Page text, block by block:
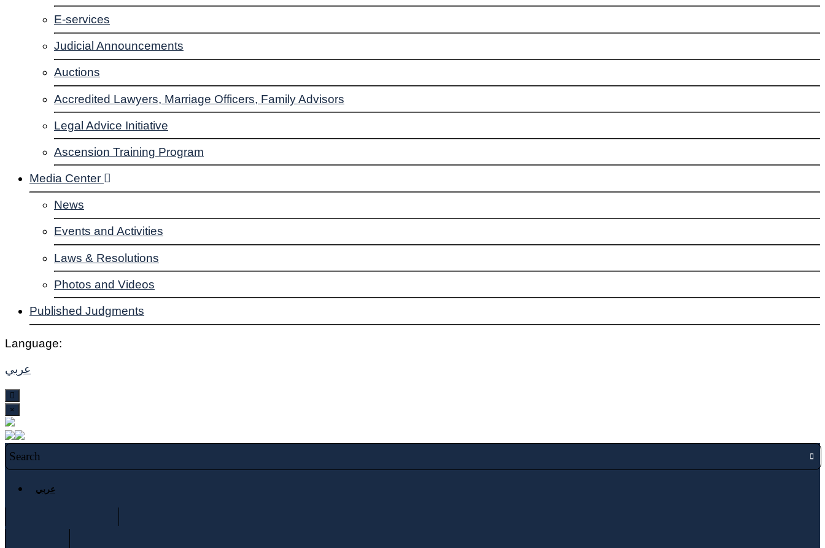
E-services
Judicial Announcements
Auctions
Accredited Lawyers, Marriage Officers, Family Advisors
Legal Advice Initiative
Ascension Training Program
Media Center
News
Events and Activities
Laws & Resolutions
Photos and Videos
Published Judgments
Language:
عربي
×
عربي